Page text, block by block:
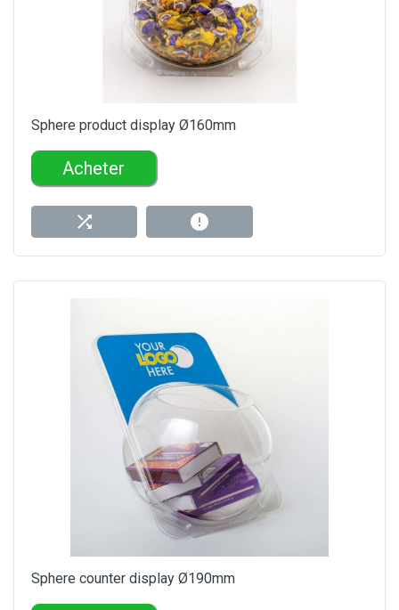
Sphere product display Ø160mm
Acheter
Sphere counter display Ø190mm